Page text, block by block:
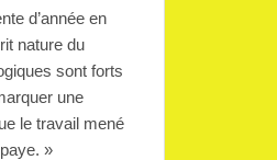
d’année en
nature du
sont forts
une
le travail mené
»